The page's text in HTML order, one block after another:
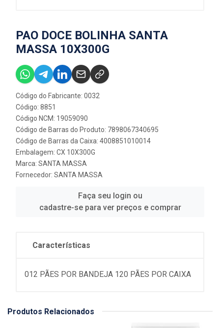
PAO DOCE BOLINHA SANTA
MASSA 10X300G
Código do Fabricante: 0032
Código: 8851
Código NCM: 19059090
Código de Barras do Produto: 7898067340695
Código de Barras da Caixa: 4008851010014
Embalagem: CX 10X300G
Marca: SANTA MASSA
Fornecedor: SANTA MASSA
Faça seu login ou
cadastre-se para ver preços e comprar
Características
012 PÃES POR BANDEJA 120 PÃES POR CAIXA
Produtos Relacionados